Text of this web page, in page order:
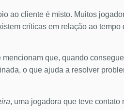
ao cliente é misto. Muitos
críticas em relação ao
que, quando
o que ajuda a resolver
, uma jogadora que teve contato